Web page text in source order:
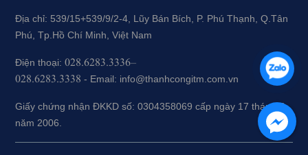
Địa chỉ: 539/15+539/9/2-4, Lũy Bán Bích, P. Phú Thạnh, Q.Tân
Phú, Tp.Hồ Chí Minh, Việt Nam
Điện thoại:028.6283.3336–
028.6283.3338 - Email: info@thanhcongitm.com.vn
Giấy chứng nhận ĐKKD số: 0304358069 cấp ngày 17 tháng 5
năm 2006.